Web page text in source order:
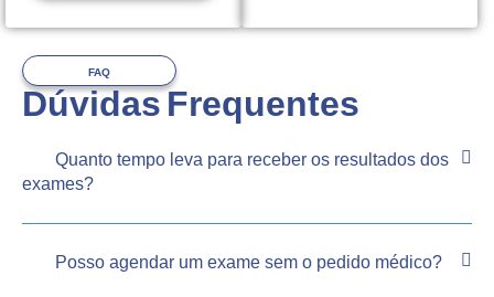
FAQ
Dúvidas Frequentes
Quanto tempo leva para receber os resultados dos
exames?
Posso agendar um exame sem o pedido médico?